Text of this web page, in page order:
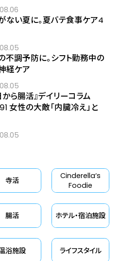
ない夏に。夏バテ食事ケア4
不調予防に。シフト勤務中の
経ケア
から腸活』デイリーコラム
女性の大敵「内臓冷え」と
寺活
Cinderella‘s
Foodie
腸活 ホテル・宿泊施設
浴施設 ライフスタイル